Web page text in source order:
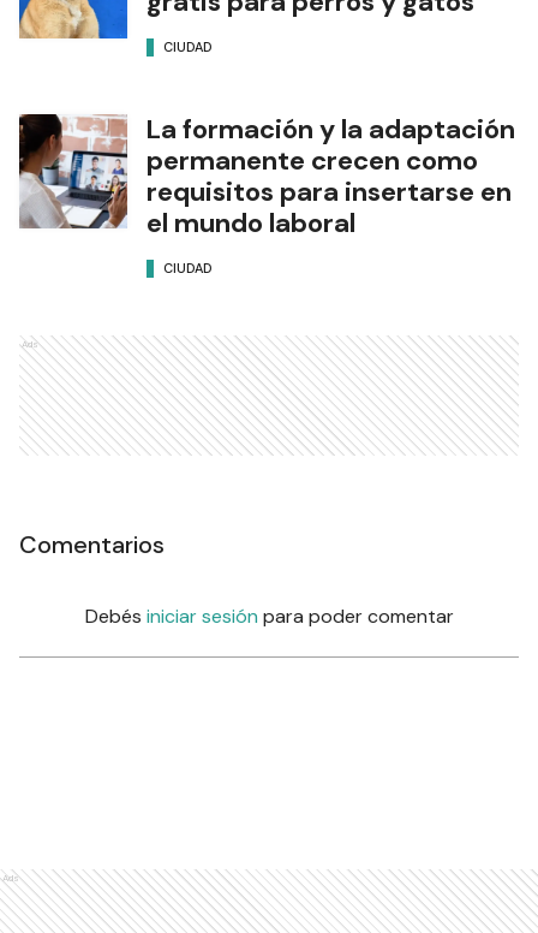
CIUDAD
La formación y la adaptación
permanente crecen como
requisitos para insertarse en
el mundo laboral
CIUDAD
Ads
Comentarios
Debés iniciar sesión para poder comentar
Ads